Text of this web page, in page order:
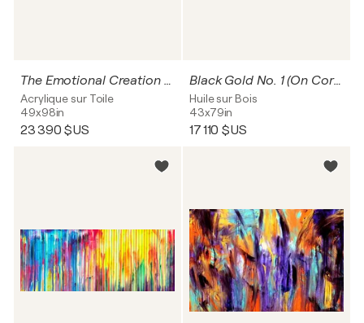
The Emotional Creation #323
Acrylique sur Toile
49x98in
23 390 $US
Black Gold No. 1 (On Cork)
Huile sur Bois
43x79in
17 110 $US